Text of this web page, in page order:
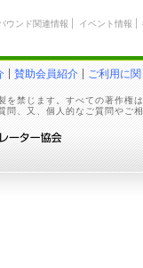
ウンド関連情報 イベント情報
賛助会員紹介 ご利用に
を禁じます。すべての著作権
問、又、個人的なご質問やご